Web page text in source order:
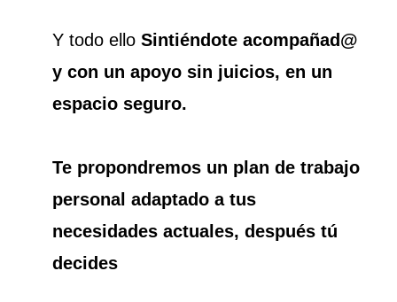
Y todo ello Sintiéndote acompañad@
y con un apoyo sin juicios, en un
espacio seguro.
Te propondremos un plan de trabajo
personal adaptado a tus
necesidades actuales, después tú
decides